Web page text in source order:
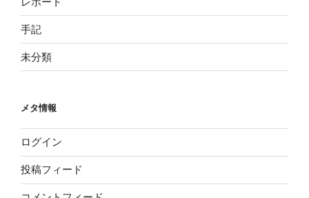
手記
未分類
メタ情報
ログイン
投稿フィード